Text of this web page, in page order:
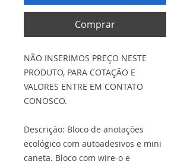
Comprar
NÃO INSERIMOS PREÇO NESTE
PRODUTO, PARA COTAÇÃO E
VALORES ENTRE EM CONTATO
CONOSCO.
Descrição: Bloco de anotações
ecológico com autoadesivos e mini
caneta. Bloco com wire-o e